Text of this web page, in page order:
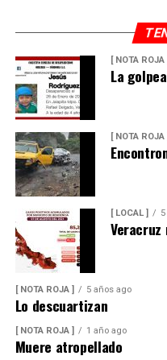
[ NOTA ROJA ]
La
[ NOTA ROJA ]
[ LOCAL ]
[ NOTA ROJA ] 5 años ago
Lo descuartizan
[ NOTA ROJA ] 1 año ago
Muere atropellado